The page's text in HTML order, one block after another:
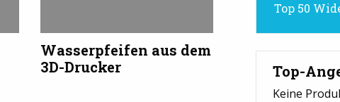
Wasserpfeifen aus dem
3D-Drucker
Top 50
Top-
Keine